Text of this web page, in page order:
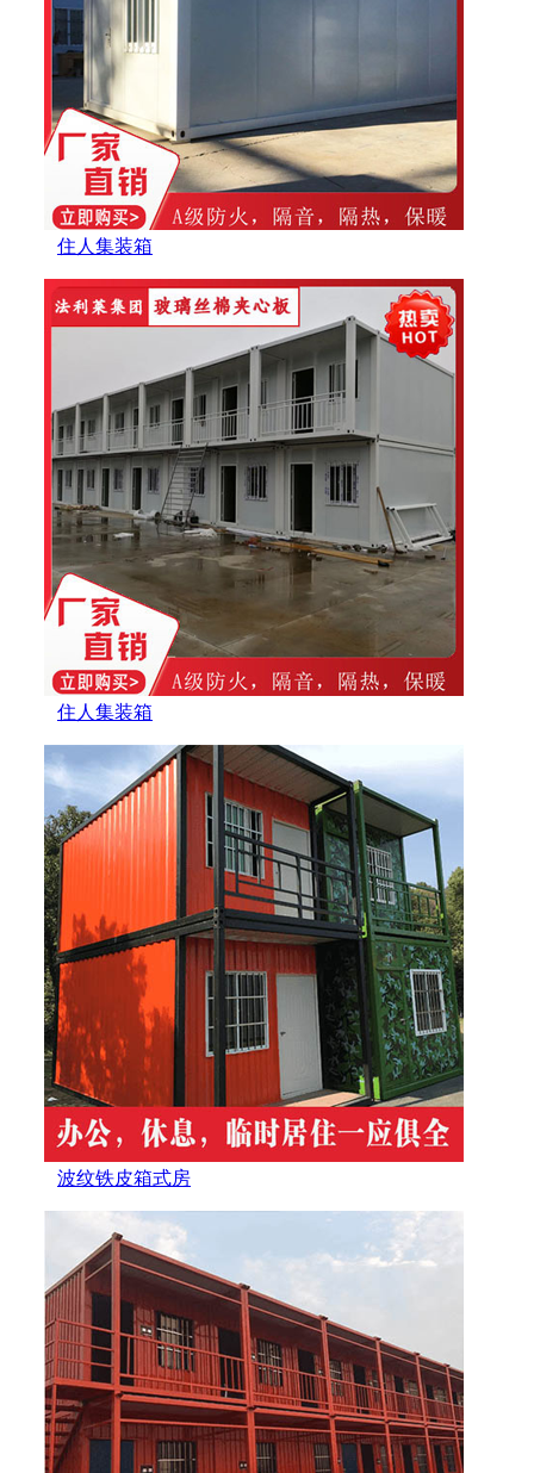
住人集装箱
住人集装箱
波纹铁皮箱式房